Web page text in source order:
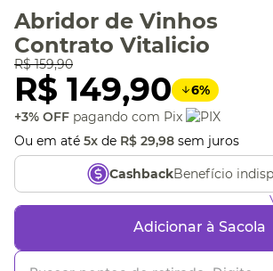
Abridor de Vinhos
Contrato Vitalicio
R$ 159,90
R$ 149,90 6%
+3% OFF pagando com Pix
Ou em até 5x de R$ 29,98 sem juros
CashbackBenefício
Adicionar à Sacola